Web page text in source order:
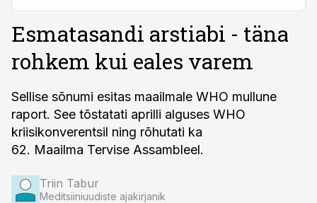
Esmatasandi arstiabi - täna
rohkem kui eales varem
Sellise sõnumi esitas maailmale WHO mullune
raport. See tõstatati aprilli alguses WHO
kriisikonverentsil ning rõhutati ka
62. Maailma Tervise Assambleel.
Triin Tabur
Meditsiiniuudiste ajakirjanik